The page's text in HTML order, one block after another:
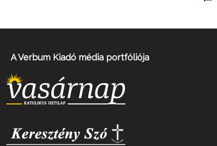
A Verbum Kiadó média portfóliója